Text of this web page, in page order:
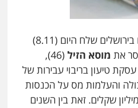
בית משפט השלום בירושלים שלח היום (8.11)
את מוסא הזיל
(46),
טיעון בריבוי עבירות של
והעלמות מס על הכנסות
שקלים. זאת בין השנים